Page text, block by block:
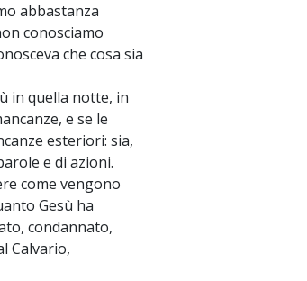
abbastanza
conosciamo
che cosa sia
in quella notte, in
e se le
esteriori: sia,
e di azioni.
come vengono
Gesù ha
condannato,
Calvario,